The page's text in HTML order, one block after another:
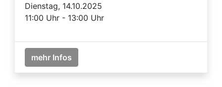
Dienstag, 14.10.2025
11:00 Uhr - 13:00 Uhr
mehr Infos